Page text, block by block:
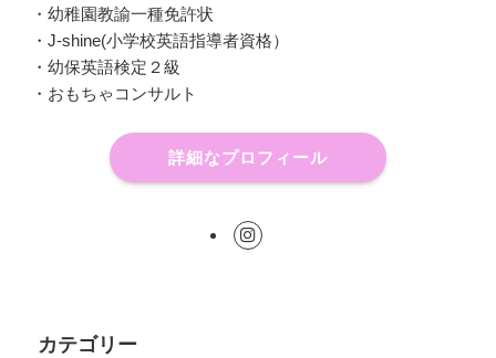
・幼稚園教諭一種免許状
・J-shine(小学校英語指導者資格）
・幼保英語検定２級
・おもちゃコンサルト
詳細なプロフィール
カテゴリー